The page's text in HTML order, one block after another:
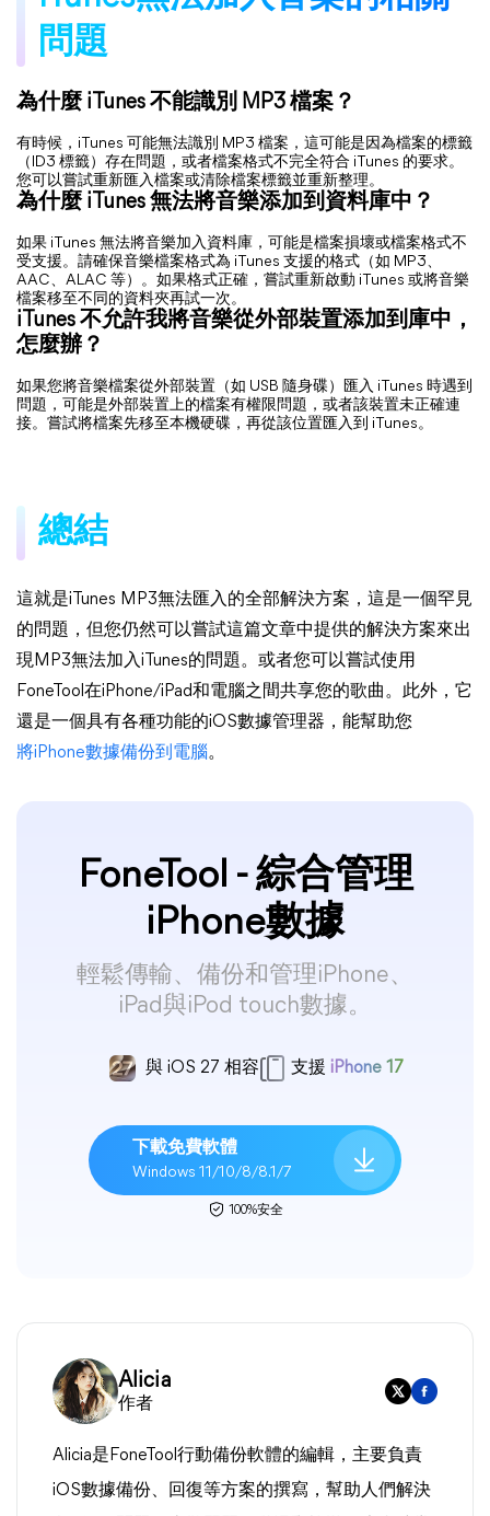
問題
為什麼 iTunes 不能識別 MP3 檔案？
有時候，iTunes 可能無法識別 MP3 檔案，這可能是因為檔案的標籤
（ID3 標籤）存在問題，或者檔案格式不完全符合 iTunes 的要求。
您可以嘗試重新匯入檔案或清除檔案標籤並重新整理。
為什麼 iTunes 無法將音樂添加到資料庫中？
如果 iTunes 無法將音樂加入資料庫，可能是檔案損壞或檔案格式不
受支援。請確保音樂檔案格式為 iTunes 支援的格式（如 MP3、
AAC、ALAC 等）。如果格式正確，嘗試重新啟動 iTunes 或將音樂
檔案移至不同的資料夾再試一次。
iTunes 不允許我將音樂從外部裝置添加到庫中，
怎麼辦？
如果您將音樂檔案從外部裝置（如 USB 隨身碟）匯入 iTunes 時遇到
問題，可能是外部裝置上的檔案有權限問題，或者該裝置未正確連
接。嘗試將檔案先移至本機硬碟，再從該位置匯入到 iTunes。
總結
這就是iTunes MP3無法匯入的全部解決方案，這是一個罕見
的問題，但您仍然可以嘗試這篇文章中提供的解決方案來出
現MP3無法加入iTunes的問題。或者您可以嘗試使用
FoneTool在iPhone/iPad和電腦之間共享您的歌曲。此外，它
還是一個具有各種功能的iOS數據管理器，能幫助您
將iPhone數據備份到電腦。
FoneTool - 綜合管理
iPhone數據
輕鬆傳輸、備份和管理iPhone、
iPad與iPod touch數據。
與 iOS 27 相容 支援 iPhone 17
下載免費軟體
Windows 11/10/8/8.1/7
100%安全
Alicia
作者
Alicia是FoneTool行動備份軟體的編輯，主要負責
iOS數據備份、回復等方案的撰寫，幫助人們解決